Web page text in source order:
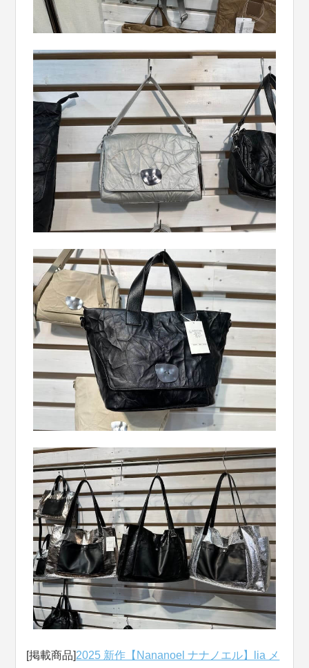
[掲載商品]2025 新作【Nananoel ナナノエル】lia メ